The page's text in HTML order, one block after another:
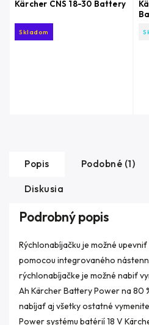
Kärcher CNS 18-30 Battery
Skladom
Popis Podobné (1)
Diskusia
Podrobný popis
Rýchlonabíjačku je možné
pomocou integrovaného
rýchlonabíjačke je možné nabiť
Ah Kärcher Battery Power na 80
nabíjať aj všetky ostatné
Power systému batérií 18 V